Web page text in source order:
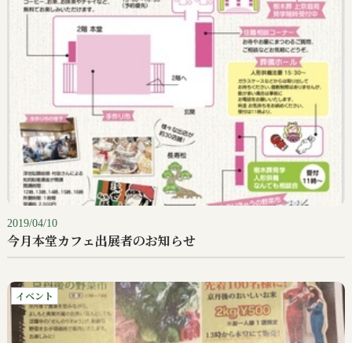
2019/04/10
今月本堂カフェ出展者のお知らせ
イベント